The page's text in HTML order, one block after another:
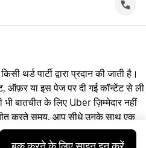
थर्ड पार्टी द्वारा प्रदान की जाती है।
ऑफ़र या इस पेज पर दी गई कॉन्टेंट से ली
भी बातचीत के लिए Uber ज़िम्मेदार नहीं
करते समय, आप सीधे उनके साथ एक
नहीं है। सवाल पूछने के लिए, कृपया